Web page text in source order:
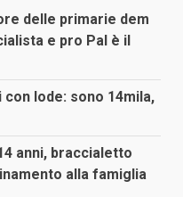
delle primarie dem
e pro Pal è il
lode: sono 14mila,
anni, braccialetto
alla famiglia